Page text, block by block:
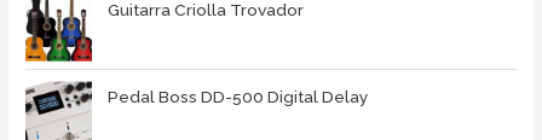
Guitarra Criolla Trovador
Pedal Boss DD-500 Digital Delay